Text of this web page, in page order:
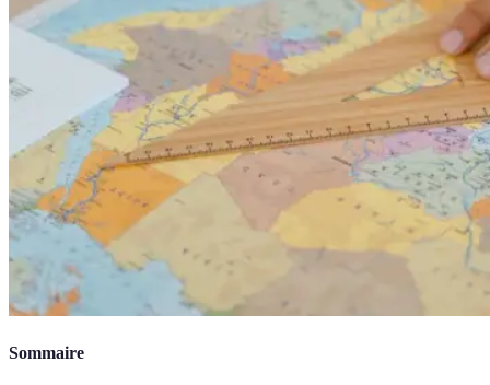
Sommaire